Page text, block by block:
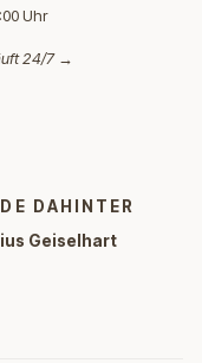
Uhr
24/7 →
DAHINTER
Geiselhart